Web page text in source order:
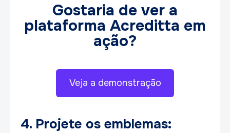
Gostaria de ver a
plataforma Acreditta em
ação?
Veja a demonstração
4. Projete os emblemas: